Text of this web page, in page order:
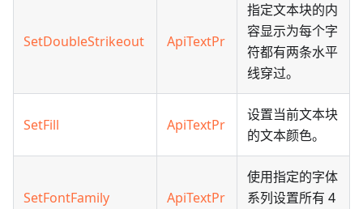
SetDoubleStrikeout ApiTextPr
指定文本块的内
容显示为每个字
符都有两条水平
线穿过。
SetFill ApiTextPr
设置当前文本块
的文本颜色。
SetFontFamily ApiTextPr
使用指定的字体
系列设置所有 4